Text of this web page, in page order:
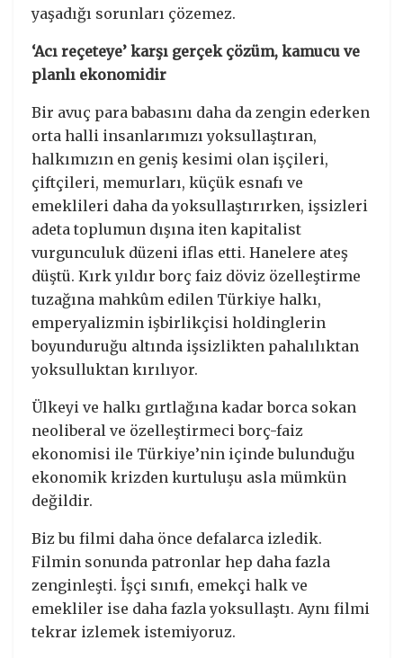
yaşadığı sorunları çözemez.
‘Acı reçeteye’ karşı gerçek çözüm, kamucu ve
planlı ekonomidir
Bir avuç para babasını daha da zengin ederken
orta halli insanlarımızı yoksullaştıran,
halkımızın en geniş kesimi olan işçileri,
çiftçileri, memurları, küçük esnafı ve
emeklileri daha da yoksullaştırırken, işsizleri
adeta toplumun dışına iten kapitalist
vurgunculuk düzeni iflas etti. Hanelere ateş
düştü. Kırk yıldır borç faiz döviz özelleştirme
tuzağına mahkûm edilen Türkiye halkı,
emperyalizmin işbirlikçisi holdinglerin
boyunduruğu altında işsizlikten pahalılıktan
yoksulluktan kırılıyor.
Ülkeyi ve halkı gırtlağına kadar borca sokan
neoliberal ve özelleştirmeci borç-faiz
ekonomisi ile Türkiye’nin içinde bulunduğu
ekonomik krizden kurtuluşu asla mümkün
değildir.
Biz bu filmi daha önce defalarca izledik.
Filmin sonunda patronlar hep daha fazla
zenginleşti. İşçi sınıfı, emekçi halk ve
emekliler ise daha fazla yoksullaştı. Aynı filmi
tekrar izlemek istemiyoruz.